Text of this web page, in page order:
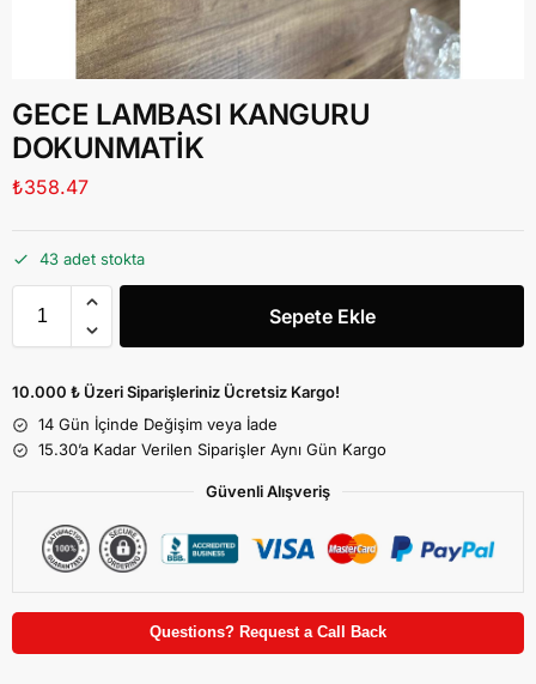
GECE LAMBASI KANGURU
DOKUNMATİK
₺358.47
43 adet stokta
Sepete Ekle
10.000 ₺ Üzeri Siparişleriniz Ücretsiz Kargo!
14 Gün İçinde Değişim veya İade
15.30’a Kadar Verilen Siparişler Aynı Gün Kargo
Güvenli Alışveriş
Questions? Request a Call Back